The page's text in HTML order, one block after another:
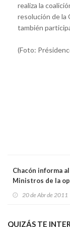
realiza la
resolución de la
también
(Foto:
Chacón informa
Ministros de la
20 de Abr de 2011
QUIZÁS TE